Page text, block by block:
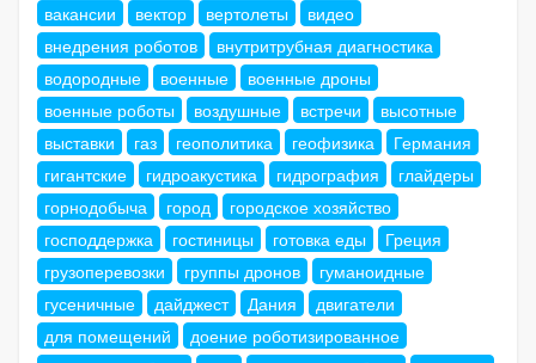
вакансии
вектор вертолеты
видео
внедрения роботов
внутритрубная диагностика
водородные
военные
военные дроны
военные роботы
воздушные встречи
высотные
выставки
газ геополитика геофизика
Германия
гигантские
гидроакустика гидрография
глайдеры
горнодобыча
город
городское хозяйство
господдержка
гостиницы готовка еды
Греция
грузоперевозки
группы дронов
гуманоидные
гусеничные
дайджест Дания
двигатели
для помещений
доение роботизированное